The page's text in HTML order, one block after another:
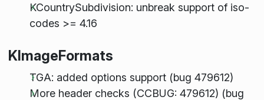
KCountrySubdivision: unbreak support of iso-
codes >= 4.16
KImageFormats
TGA: added options support (bug 479612)
More header checks (CCBUG: 479612) (bug